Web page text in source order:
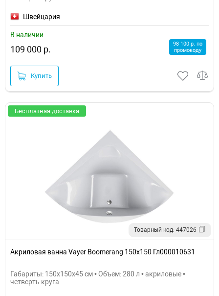
Швейцария
В наличии
109 000 р.
98 100 р. по
промокоду
Купить
Бесплатная доставка
Товарный код: 447026
Акриловая ванна Vayer Boomerang 150x150 Гл000010631
Габариты: 150x150x45 см • Объем: 280 л • акриловые •
четверть круга